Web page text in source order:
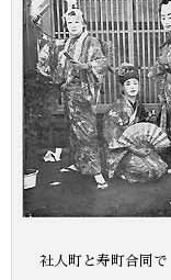
社人町と寿町合同